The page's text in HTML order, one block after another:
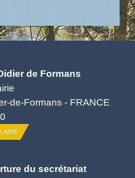
de Formans
de-Formans - FRANCE
du secrétariat